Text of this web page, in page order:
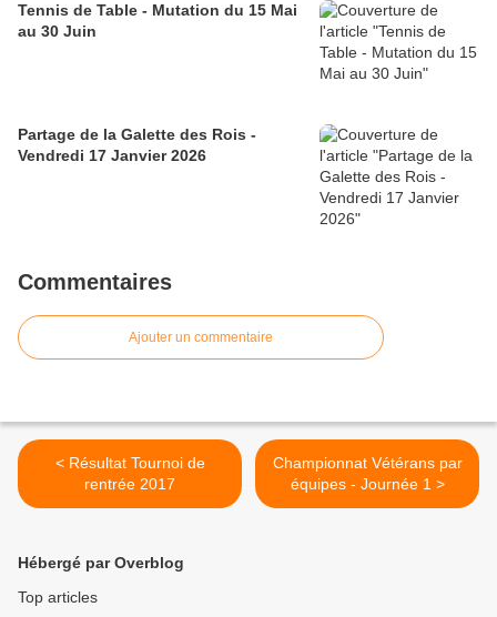
Tennis de Table - Mutation du 15 Mai
au 30 Juin
Partage de la Galette des Rois -
Vendredi 17 Janvier 2026
Commentaires
Ajouter un commentaire
< Résultat Tournoi de
rentrée 2017
Championnat Vétérans par
équipes - Journée 1 >
Hébergé par Overblog
Top articles